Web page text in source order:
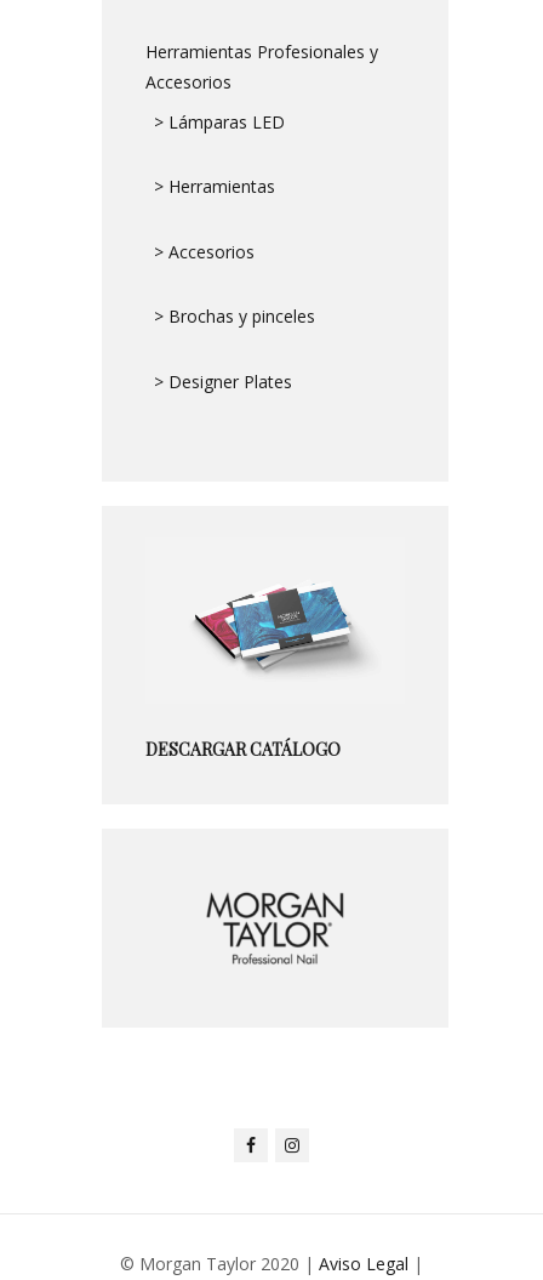
Herramientas Profesionales y
Accesorios
> Lámparas LED
> Herramientas
> Accesorios
> Brochas y pinceles
> Designer Plates
DESCARGAR CATÁLOGO
© Morgan Taylor 2020 | Aviso Legal |